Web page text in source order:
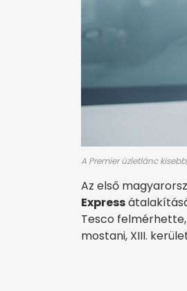
A Premier üzletlánc
Az első
Express
Tesco
mostani, XIII.